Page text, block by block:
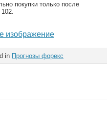
покупки только после
изображение
in Прогнозы форекс